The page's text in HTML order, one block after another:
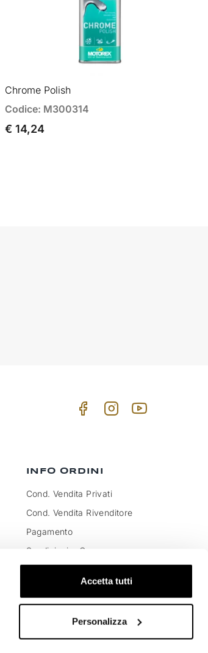
Accetta tutti
Personalizza
Chrome Polish
Codice: M300314
€ 14,24
INFO ORDINI
Cond. Vendita Privati
Cond. Vendita Rivenditore
Pagamento
Spedizioni e Consegna
Resi e Cambi Merce